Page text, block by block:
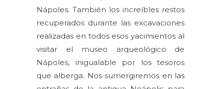
Nápoles. También los increíbles restos
recuperados durante las excavaciones
realizadas en todos esos yacimientos al
visitar el museo arqueológico de
Nápoles, inigualable por los tesoros
que alberga. Nos sumergiremos en las